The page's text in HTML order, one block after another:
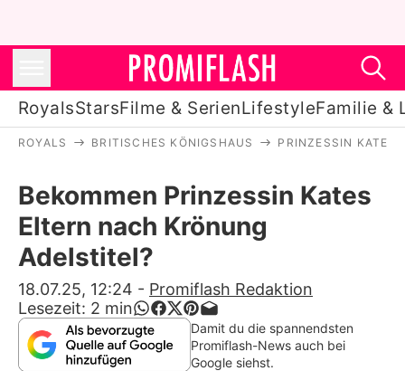
RoyalsStarsFilme & SerienLifestyleFamilie &
Stars
Filme & Serien
Lifestyle
Familie & Liebe
Promiflash Exklusiv
ROYALS BRITISCHES KÖNIGSHAUS PRINZESSIN KATE
Bekommen Prinzessin Kates
Eltern nach Krönung
Adelstitel?
18.07.25, 12:24 - Promiflash Redaktion
Lesezeit: 2 min
Damit du die spannendsten
Promiflash-News auch bei
Google siehst.